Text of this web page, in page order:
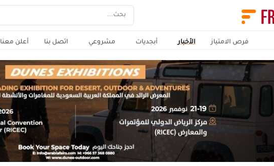
فرص الامتياز الأخبار أبجديات مشروعي اتصل بنا أعلن معنا